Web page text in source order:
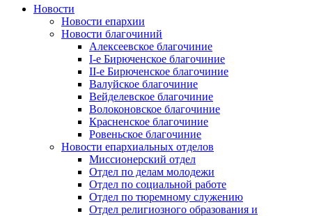
Новости
Новости епархии
Новости благочиний
Алексеевское благочиние
I-е Бирюченское благочиние
II-е Бирюченское благочиние
Валуйское благочиние
Вейделевское благочиние
Волоконовское благочиние
Красненское благочиние
Ровеньское благочиние
Новости епархиальных отделов
Миссионерский отдел
Отдел по делам молодежи
Отдел по социальной работе
Отдел по тюремному служению
Отдел религиозного образования и